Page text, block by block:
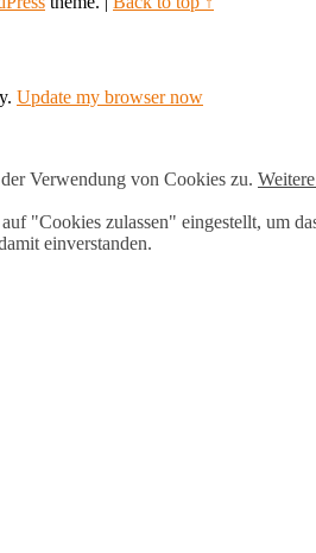
Update my browser now
Verwendung von Cookies zu.
"Cookies zulassen" eingestellt, um
einverstanden.